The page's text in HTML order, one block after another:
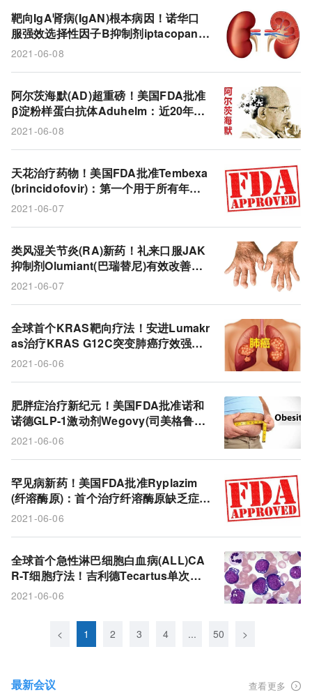
纤溶酶原
纤溶酶原缺乏症 礼来
巴瑞替尼
蛋白尿
替代途径 补体系统
aducanumab
AD iptacopan
IgA肾病
Venclexta
Imbruvica
慢性淋巴细胞白血病
艾伯维
baricitinib
抗病毒 Incyte
JAK抑制剂
Olumiant
天花 Tembexa
抗体
阿尔茨海默
CLL
靶向IgA肾病(IgAN)根本病因！诺华口
服强效选择性因子B抑制剂iptacopan显
著降低蛋白尿水平!
2021-06-08
阿尔茨海默(AD)超重磅！美国FDA批准
β淀粉样蛋白抗体Aduhelm：近20年来
第一个新药，同类中首个!
2021-06-08
天花治疗药物！美国FDA批准Tembexa
(brincidofovir)：第一个用于所有年龄
段的天花抗病毒药物!
2021-06-07
类风湿关节炎(RA)新药！礼来口服JAK
抑制剂Olumiant(巴瑞替尼)有效改善疼
痛/身体功能/关节晨僵，优于Humira!
2021-06-07
全球首个KRAS靶向疗法！安进Lumakr
as治疗KRAS G12C突变肺癌疗效强
劲：总生存期中位数达12.5个月!
2021-06-06
肥胖症治疗新纪元！美国FDA批准诺和
诺德GLP-1激动剂Wegovy(司美格鲁
肽，2.4mg)：治疗68周减重18%!
2021-06-06
罕见病新药！美国FDA批准Ryplazim
(纤溶酶原)：首个治疗纤溶酶原缺乏症的
药物!
2021-06-06
全球首个急性淋巴细胞白血病(ALL)CA
R-T细胞疗法！吉利德Tecartus单次输
注：完全缓解率71%!
2021-06-06
< 1 2 3 4 ... 50 >
最新会议 查看更多